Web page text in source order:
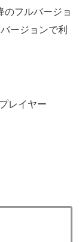
のフルバージョ
ージョンで利
レイヤー